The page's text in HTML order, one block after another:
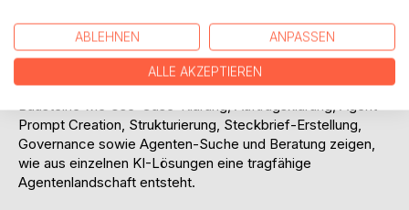
Christian Timmerhoff beschreibt ein praxisnahes Agent
Operating System, in dem KI-Agenten nicht isoliert gebaut,
sondern systematisch entwickelt, dokumentiert, gefunden,
freigegeben und weiterentwickelt werden. Zentrale
Prompt Creation, Strukturierung, Steckbrief-Erstellung,
Governance sowie Agenten-Suche und Beratung zeigen,
wie aus einzelnen KI-Lösungen eine tragfähige
Agentenlandschaft entsteht.
ABLEHNEN ANPASSEN
ALLE AKZEPTIEREN